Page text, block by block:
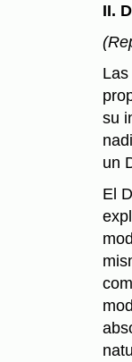
II.
su
un
El